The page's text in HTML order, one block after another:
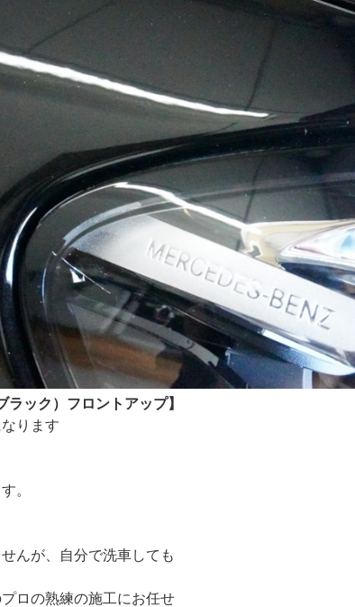
ック）フロントアップ】
ります
。
んが、自分で洗車しても
ロの熟練の施工にお任せ